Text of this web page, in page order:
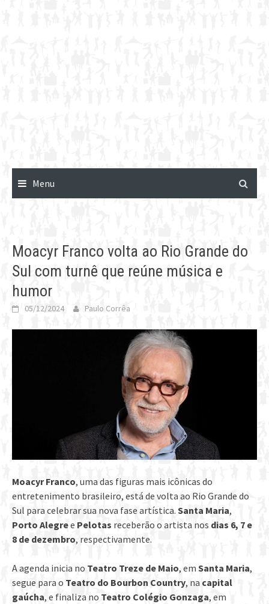
Menu
Moacyr Franco volta ao Rio Grande do
Sul com turnê que reúne música e
humor
05/12/2024 Paulo Corrêa
Moacyr Franco, uma das figuras mais icônicas do
entretenimento brasileiro, está de volta ao Rio Grande do
Sul para celebrar sua nova fase artística. Santa Maria,
Porto Alegree Pelotas receberão o artista nos dias 6, 7 e
8 de dezembro, respectivamente.
A agenda inicia no Teatro Treze de Maio, em Santa Maria,
segue para o Teatro do Bourbon Country, na capital
gaúcha, e finaliza no Teatro Colégio Gonzaga, em